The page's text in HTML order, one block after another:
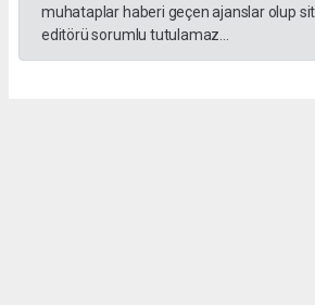
muhataplar haberi geçen ajanslar olup
editörü sorumlu tutulamaz...